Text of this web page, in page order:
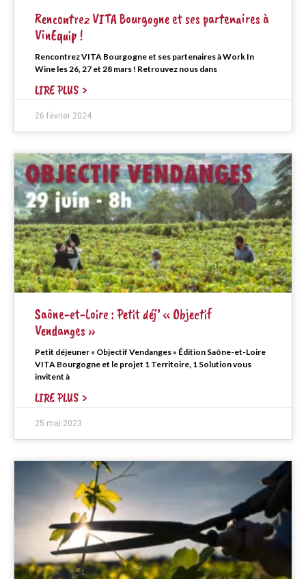
Rencontrez VITA Bourgogne et ses partenaires à
VinEquip !
Rencontrez VITA Bourgogne et ses partenaires à Work In
Wine les 26, 27 et 28 mars ! Retrouvez nous dans
LIRE PLUS >
26 février 2024
Saône-et-Loire : Petit déj’ « Objectif
Vendanges »
Petit déjeuner « Objectif Vendanges » Édition Saône-et-Loire
VITA Bourgogne et le projet 1 Territoire, 1 Solution vous
invitent à
LIRE PLUS >
25 mai 2023